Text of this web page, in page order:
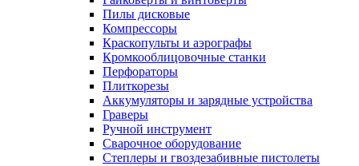
Пилы дисковые
Компрессоры
Краскопульты и аэрографы
Кромкооблицовочные станки
Перфораторы
Плиткорезы
Аккумуляторы и зарядные устройства
Граверы
Ручной инструмент
Сварочное оборудование
Степлеры и гвоздезабивные пистолеты